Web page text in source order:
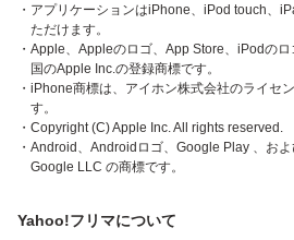
・アプリケーションはiPhone、iPod touch、
ただけます。
・Apple、Appleのロゴ、App Store、iPodの
国のApple Inc.の登録商標です。
・iPhone商標は、アイホン株式会社のライセ
す。
・Copyright (C) Apple Inc. All rights reserved.
・Android、Androidロゴ、Google Play 、およ
Google LLC の商標です。
Yahoo!フリマについて